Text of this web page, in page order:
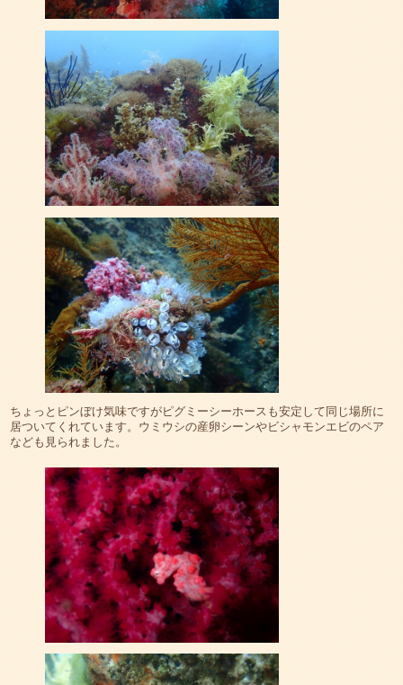
ちょっとピンぼけ気味ですがピグミーシーホースも安定して同じ場所に
居ついてくれています。ウミウシの産卵シーンやビシャモンエビのペア
なども見られました。